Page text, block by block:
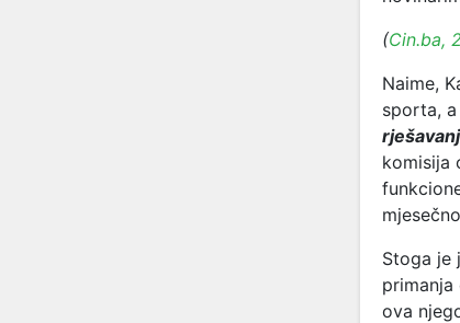
(Cin.ba,
Naime,
sporta,
komisija
Stoga je
ova